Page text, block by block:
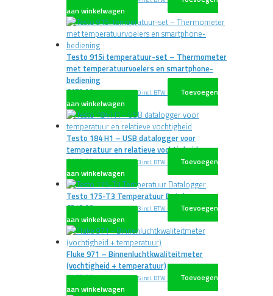
aan winkelwagen
Testo 915i temperatuur-set – Thermometer
met temperatuurvoelers en smartphone-
bediening
€179,00 excl. BTW€216,59 incl. BTW
Toevoegen
aan winkelwagen
Testo 184 H1 – USB datalogger voor
temperatuur en relatieve vochtigheid
€173,00 excl. BTW€209,33 incl. BTW
Toevoegen
aan winkelwagen
Testo 175-T3 Temperatuur Datalogger
€243,00 excl. BTW€294,03 incl. BTW
Toevoegen
aan winkelwagen
Fluke 971 – Binnenluchtkwaliteitmeter
(vochtigheid + temperatuur)
€465,00 excl. BTW€562,65 incl. BTW
Toevoegen
aan winkelwagen